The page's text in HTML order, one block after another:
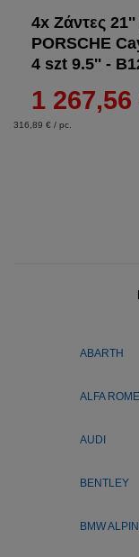
4x Ζάντες
PORSCHE
4 szt 9.5'' -
1 267,56
316,89 € / pc.
ABARTH
ALFA
AUDI
BENTLEY
BMW